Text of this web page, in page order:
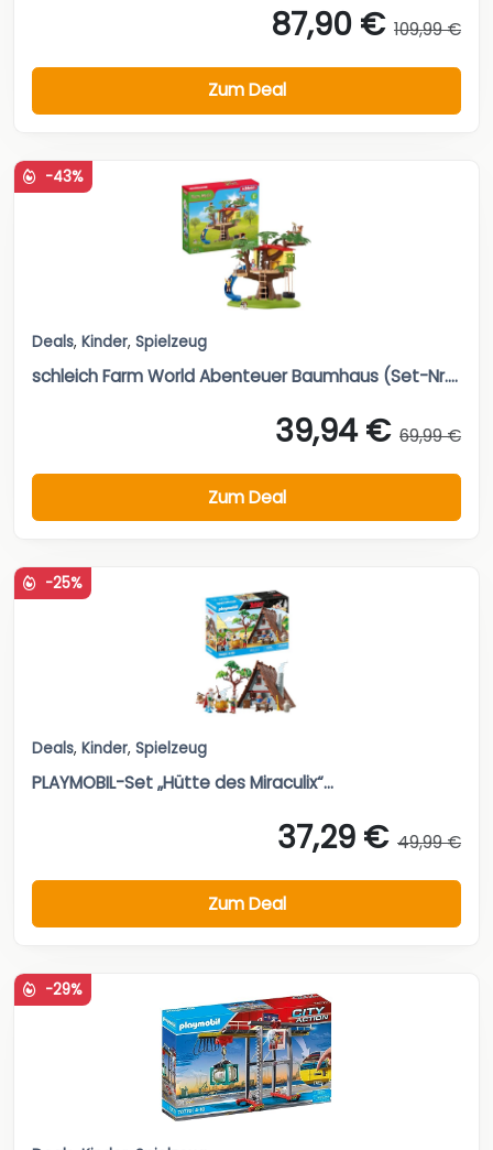
87,90 € 109,99 €
Zum Deal
-43%
Deals, Kinder, Spielzeug
schleich Farm World Abenteuer Baumhaus (Set-Nr....
39,94 € 69,99 €
Zum Deal
-25%
Deals, Kinder, Spielzeug
PLAYMOBIL-Set „Hütte des Miraculix“...
37,29 € 49,99 €
Zum Deal
-29%